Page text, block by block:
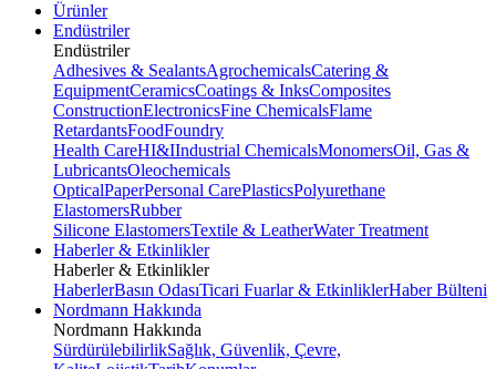
Ürünler
Endüstriler
Endüstriler
Adhesives & SealantsAgrochemicalsCatering &
EquipmentCeramicsCoatings & InksComposites
ConstructionElectronicsFine ChemicalsFlame
RetardantsFoodFoundry
Health CareHI&IIndustrial ChemicalsMonomersOil, Gas &
LubricantsOleochemicals
OpticalPaperPersonal CarePlasticsPolyurethane
ElastomersRubber
Silicone ElastomersTextile & LeatherWater Treatment
Haberler & Etkinlikler
Haberler & Etkinlikler
HaberlerBasın OdasıTicari Fuarlar & EtkinliklerHaber Bülteni
Nordmann Hakkında
Nordmann Hakkında
SürdürülebilirlikSağlık, Güvenlik, Çevre,